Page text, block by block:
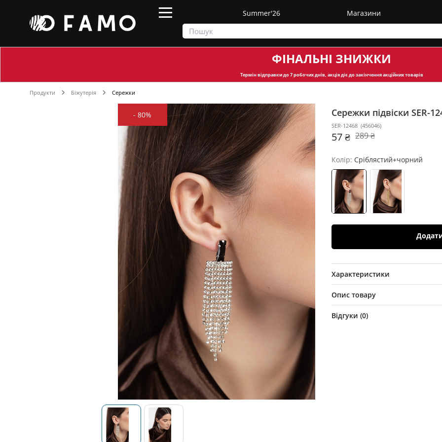
Summer'26 Магазини
ФІНАЛЬНІ ЗНИЖКИ
Термін відправкидо 7 робочих днів, акція діє до закінчення акційних товарів
Продукти Біжутерія Сережки
-80% Сережки підвіски SER-
SER-12468 (456046)
57 ₴ 289 ₴
Колір: Сріблястий+чорний
Характеристики
Опис товару
Відгуки (0)